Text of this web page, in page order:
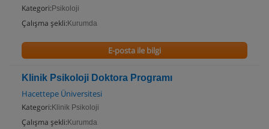
Kategori: Psikoloji
Çalışma şekli: Kurumda
E-posta ile bilgi
Klinik Psikoloji Doktora Programı
Hacettepe Üniversitesi
Kategori: Klinik Psikoloji
Çalışma şekli: Kurumda